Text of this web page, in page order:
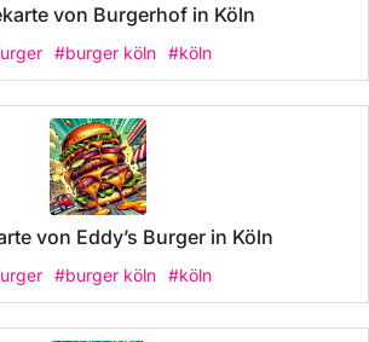
von Burgerhof in Köln
#burger köln #köln
von Eddy’s Burger in Köln
#burger köln #köln